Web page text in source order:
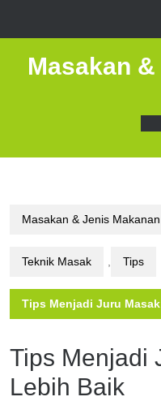
content
Masakan
Masakan & Jenis Makanan
Teknik Masak Tips
Tips Menjadi Juru
Tips Menjadi
Lebih Baik